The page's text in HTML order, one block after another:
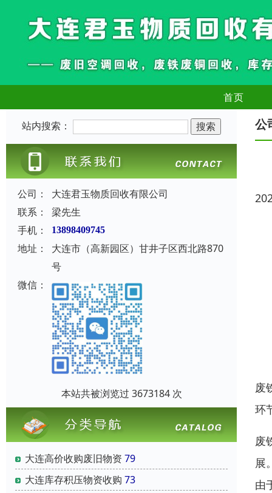
首页
站内搜索：
公司：
大连君玉物质回收有限公司
联系：
梁先生
手机：
13898409745
地址：
大连市（高新园区）甘井子区西北路870
号
微信：
本站共被浏览过 3673184 次
大连高价收购废旧物资 79
大连库存积压物资收购 73
公
废
环
废
展
由